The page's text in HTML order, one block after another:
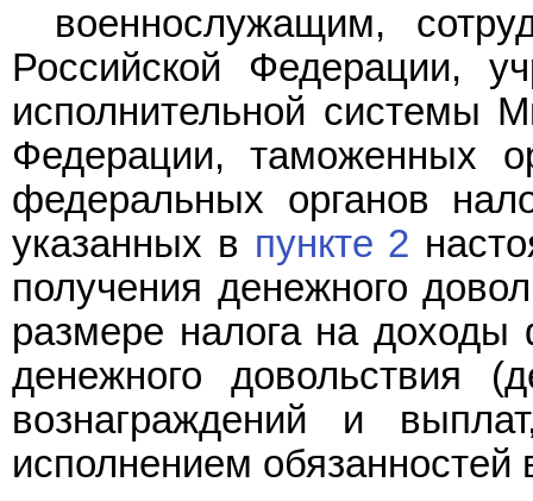
военнослужащим,
Российской Федерации,
исполнительной системы
Федерации, таможенных
федеральных органов
указанных в пункте 2
получения денежного
размере налога на доходы
денежного довольствия
вознаграждений и
исполнением